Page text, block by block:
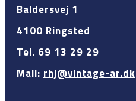
Baldersvej 1
4100 Ringsted
Tel. 69 13 29 29
Mail: rhj@vintage-ar.dk